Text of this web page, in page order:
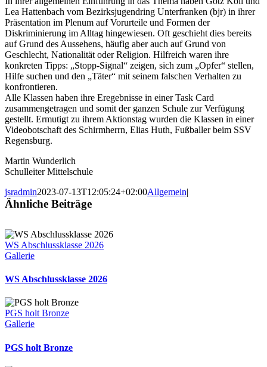
Lea Hattenbach vom Bezirksjugendring Unterfranken (bjr) in ihrer
Präsentation im Plenum auf Vorurteile und Formen der
Diskriminierung im Alltag hingewiesen. Oft geschieht dies bereits
auf Grund des Aussehens, häufig aber auch auf Grund von
Geschlecht, Nationalität oder Religion. Hilfreich waren ihre
konkreten Tipps: „Stopp-Signal“ zeigen, sich zum „Opfer“ stellen,
Hilfe suchen und den „Täter“ mit seinem falschen Verhalten zu
konfrontieren.
Alle Klassen haben ihre Eregebnisse in einer Task Card
zusammengetragen und somit der ganzen Schule zur Verfügung
gestellt. Ermutigt zu ihrem Aktionstag wurden die Klassen in einer
Videobotschaft des Schirmherrn, Elias Huth, Fußballer beim SSV
Regensburg.
Martin Wunderlich
Schulleiter Mittelschule
jsradmin2023-07-13T12:05:24+02:00Allgemein|
Ähnliche Beiträge
WS Abschlussklasse 2026
Gallerie
WS Abschlussklasse 2026
PGS holt Bronze
Gallerie
PGS holt Bronze